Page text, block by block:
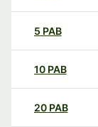
5 PAB
10 PAB
20 PAB